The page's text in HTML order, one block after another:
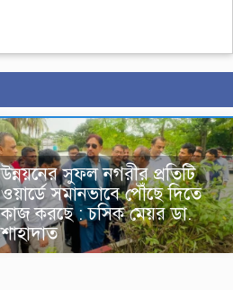
উন্নয়নের সুফল নগরীর প্রতিটি
ওয়ার্ডে সমানভাবে পৌঁছে দিতে
কাজ করছে : চসিক মেয়র ডা.
শাহাদাত